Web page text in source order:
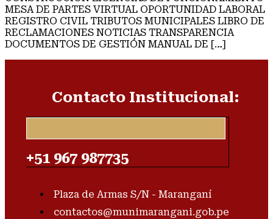
MESA DE PARTES VIRTUAL OPORTUNIDAD LABORAL
REGISTRO CIVIL TRIBUTOS MUNICIPALES LIBRO DE
RECLAMACIONES NOTICIAS TRANSPARENCIA
DOCUMENTOS DE GESTIÓN MANUAL DE […]
Contacto Institucional:
+51 967 987735
Plaza de Armas S/N - Maranganí
contactos@munimarangani.gob.pe